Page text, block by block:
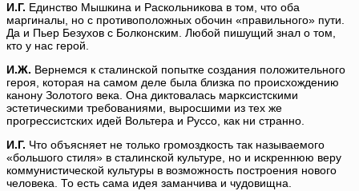
И.Г. Единство Мышкина и Раскольникова в том, что оба
маргиналы, но с противоположных обочин «правильного» пути.
Да и Пьер Безухов с Болконским. Любой пишущий знал о том,
кто у нас герой.
И.Ж. Вернемся к сталинской попытке создания положительного
героя, которая на самом деле была близка по происхождению
канону Золотого века. Она диктовалась марксистскими
эстетическими требованиями, выросшими из тех же
прогрессистских идей Вольтера и Руссо, как ни странно.
И.Г. Что объясняет не только громоздкость так называемого
«большого стиля» в сталинской культуре, но и искреннюю веру
коммунистической культуры в возможность построения нового
человека. То есть сама идея заманчива и чудовищна.